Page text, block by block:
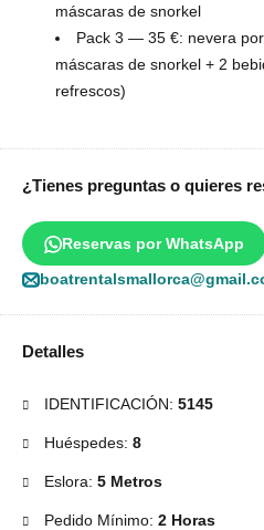
máscaras de snorkel
Pack 3 — 35 €: nevera
máscaras de snorkel + 2
refrescos)
¿Tienes preguntas o quieres
Reservas por WhatsApp
Detalles
IDENTIFICACIÓN: 5145
Huéspedes: 8
Eslora: 5 Metros
Pedido Mínimo: 2 Horas